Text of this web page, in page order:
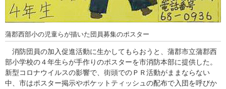
蒲郡西部小の児童らが描いた団員募集のポスター
消防団員の加入促進活動に生かしてもらおうと、蒲郡市立蒲郡西
部小学校の４年生らが手作りのポスターを市消防本部に提供した。
新型コロナウイルスの影響で、街頭でのＰＲ活動がままならない
中、市はポスター掲示やポケットティッシュの配布で入団を呼びか